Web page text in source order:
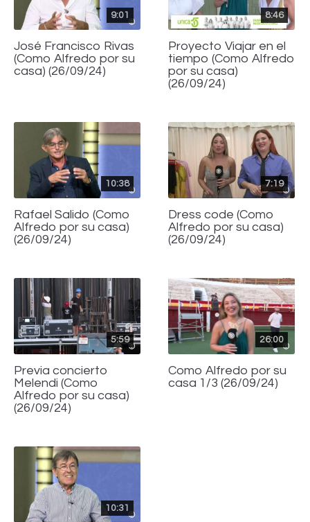
9:01
José Francisco Rivas
(Como Alfredo por su
casa) (26/09/24)
8:46
Proyecto Viajar en el
tiempo (Como Alfredo
por su casa)
(26/09/24)
10:38
Rafael Salido (Como
Alfredo por su casa)
(26/09/24)
7:19
Dress code (Como
Alfredo por su casa)
(26/09/24)
5:59
Previa concierto
Melendi (Como
Alfredo por su casa)
(26/09/24)
26:00
Como Alfredo por su
casa 1/3 (26/09/24)
10:31